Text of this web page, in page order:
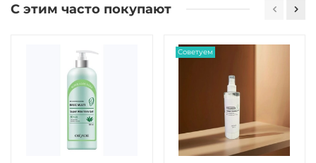
С этим часто покупают
Советуем